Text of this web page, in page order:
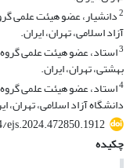
2دانشیار، عضو هیئت علمی
آزاد اسلامی، تهران، ایران.
3استاد، عضو هیئت علمی
بهشتی، تهران، ایران.
4استاد، عضو هیئت علمی
دانشگاه آزاد اسلامی، تهران،
ejs.2024.472850.1912
چکیده